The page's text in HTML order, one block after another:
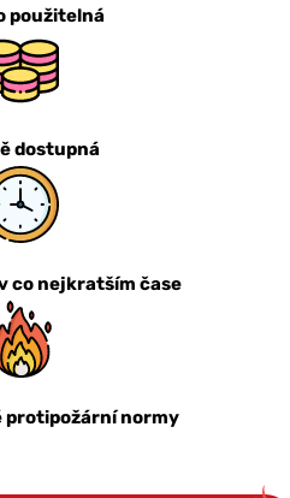
použitelná
dostupná
co nejkratším čase
protipožární normy